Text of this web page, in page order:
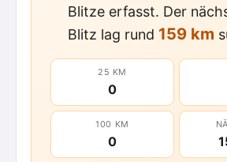
Blitze erfasst. Der
Blitz lag rund 159 km
25 KM
0
100 KM
0